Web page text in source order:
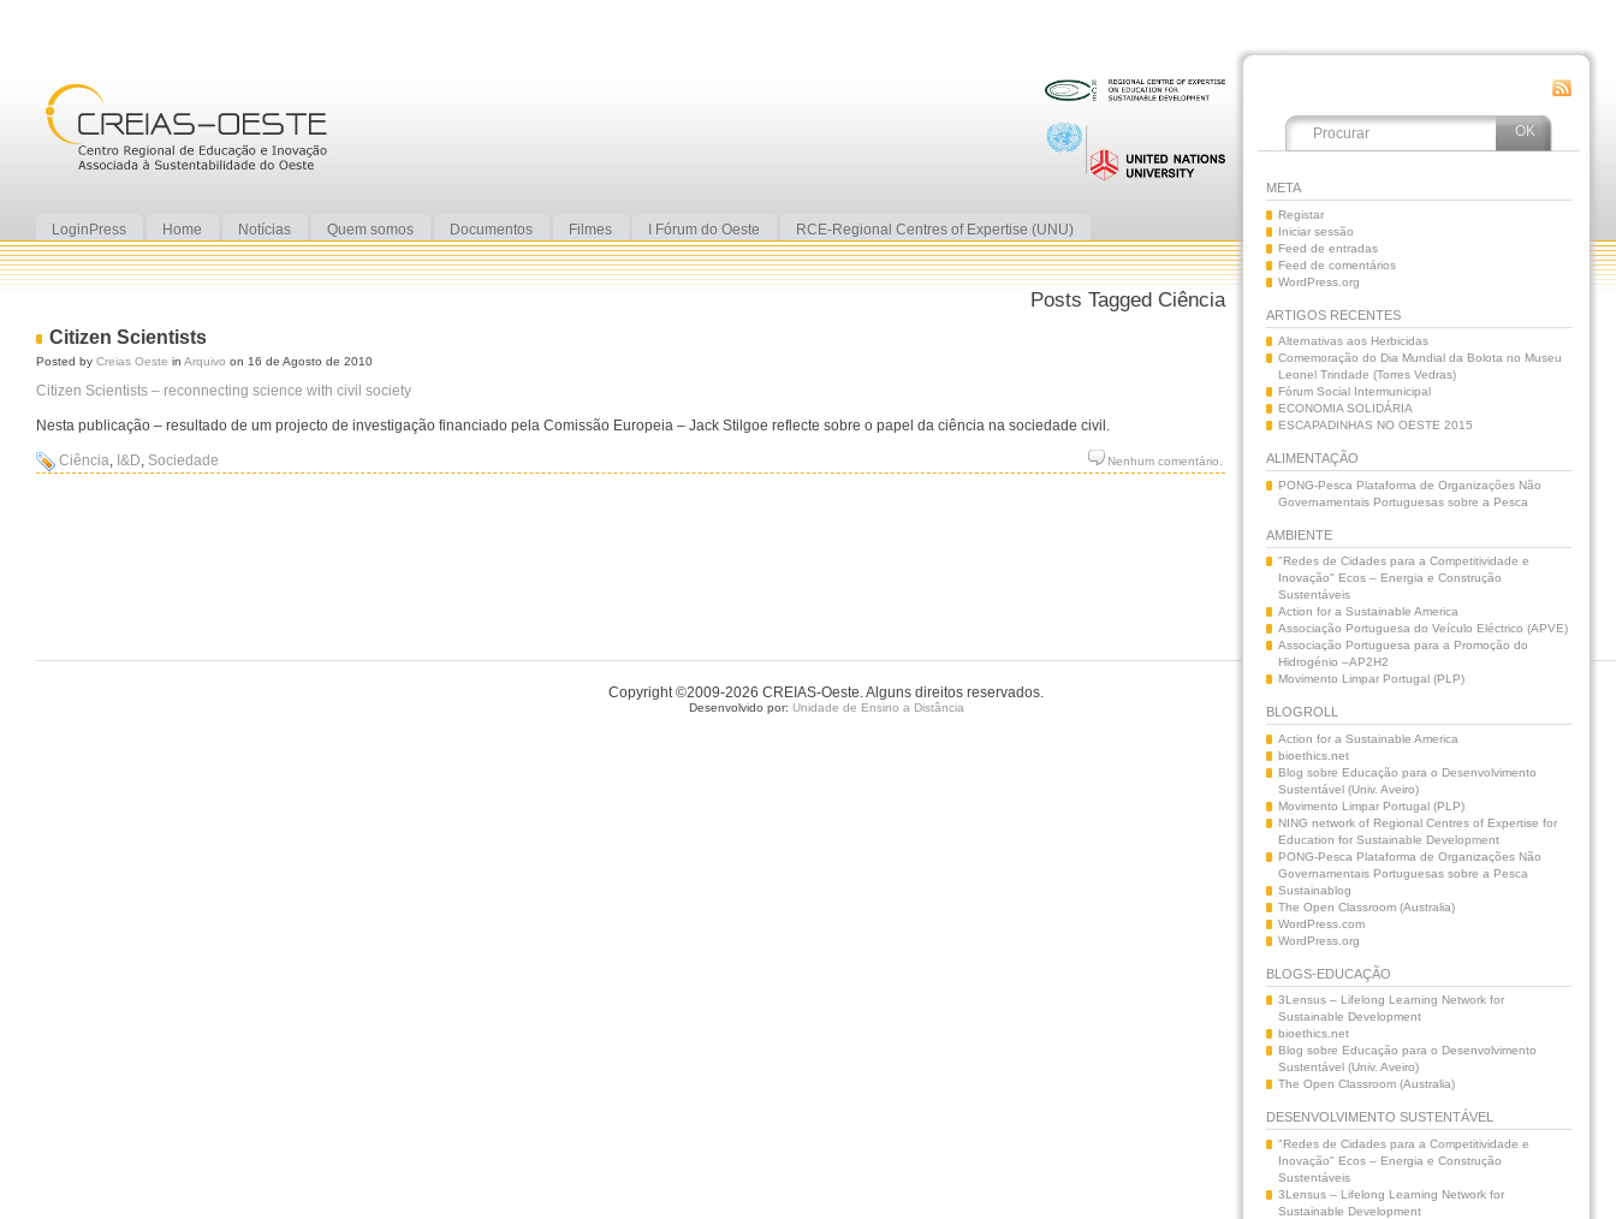
LoginPress Home Notícias Quem somos Documentos Filmes I Fórum do Oeste RCE-Regional Centres of Expertise (UNU)
Posts Tagged Ciência
Citizen Scientists
Posted by Creias Oeste in Arquivo on 16 de Agosto de 2010
Citizen Scientists – reconnecting science with civil society
Nesta publicação – resultado de um projecto de investigação financiado pela Comissão Europeia – Jack Stilgoe reflecte sobre o papel da ciência na sociedade civil.
Ciência, I&D, Sociedade Nenhum comentário.
META
Registar
Iniciar sessão
Feed de entradas
Feed de comentários
WordPress.org
ARTIGOS RECENTES
Alternativas aos Herbicidas
Comemoração do Dia Mundial da Bolota no Museu
Leonel Trindade (Torres Vedras)
Fórum Social Intermunicipal
ECONOMIA SOLIDÁRIA
ESCAPADINHAS NO OESTE 2015
ALIMENTAÇÃO
PONG-Pesca Plataforma de Organizações Não
Governamentais Portuguesas sobre a Pesca
AMBIENTE
"Redes de Cidades para a Competitividade e
Inovação" Ecos – Energia e Construção
Sustentáveis
Action for a Sustainable America
Associação Portuguesa do Veículo Eléctrico (APVE)
Associação Portuguesa para a Promoção do
Hidrogénio –AP2H2
Movimento Limpar Portugal (PLP)
BLOGROLL
Action for a Sustainable America
bioethics.net
Blog sobre Educação para o Desenvolvimento
Sustentável (Univ. Aveiro)
Movimento Limpar Portugal (PLP)
NING network of Regional Centres of Expertise for
Education for Sustainable Development
PONG-Pesca Plataforma de Organizações Não
Governamentais Portuguesas sobre a Pesca
Sustainablog
The Open Classroom (Australia)
WordPress.com
WordPress.org
BLOGS-EDUCAÇÃO
3Lensus – Lifelong Learning Network for
Sustainable Development
bioethics.net
Blog sobre Educação para o Desenvolvimento
Sustentável (Univ. Aveiro)
The Open Classroom (Australia)
DESENVOLVIMENTO SUSTENTÁVEL
"Redes de Cidades para a Competitividade e
Inovação" Ecos – Energia e Construção
Sustentáveis
3Lensus – Lifelong Learning Network for
Sustainable Development
Copyright ©2009-2026 CREIAS-Oeste. Alguns direitos reservados.
Desenvolvido por: Unidade de Ensino a Distância